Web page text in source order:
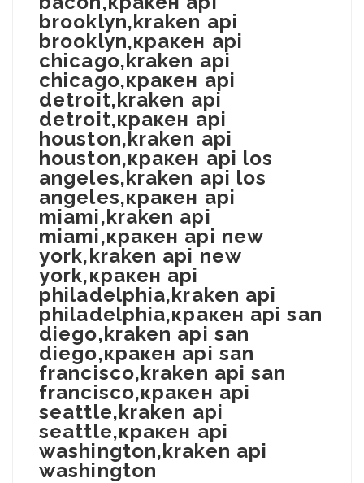
brooklyn,kraken api
brooklyn,кракен api
chicago,kraken api
chicago,кракен api
detroit,kraken api
detroit,кракен api
houston,kraken api
houston,кракен api los
angeles,kraken api los
angeles,кракен api
miami,kraken api
miami,кракен api new
york,kraken api new
york,кракен api
philadelphia,kraken api
philadelphia,кракен api san
diego,kraken api san
diego,кракен api san
francisco,kraken api san
francisco,кракен api
seattle,kraken api
seattle,кракен api
washington,kraken api
washington